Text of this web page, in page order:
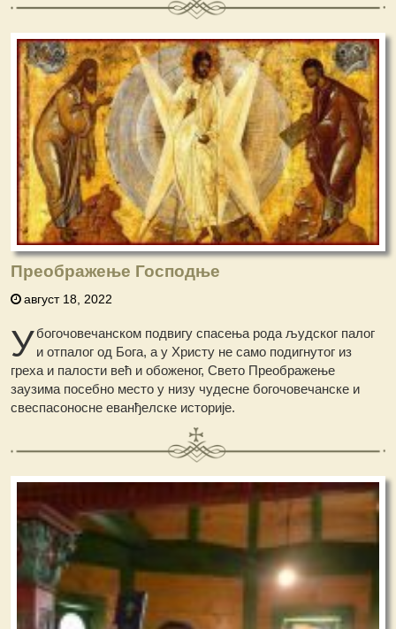
Преображење Господње
август 18, 2022
Убогочовечанском подвигу спасења рода људског палог
и отпалог од Бога, а у Христу не само подигнутог из
греха и палости већ и обоженог, Свето Преображење
заузима посебно место у низу чудесне богочовечанске и
свеспасоносне еванђелске историје.